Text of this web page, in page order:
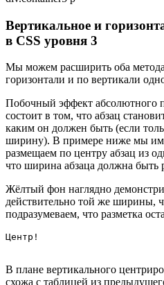
Вертикальное и
в CSS уровня 3
Мы можем расширить оба
горизонтали и по вертикали
Побочный эффект абсолютного
состоит в том, что абзац
каким он должен быть (если
ширину). В примере ниже мы
размещаем по центру абзац из
что ширина абзаца должна быть
Жёлтый фон наглядно
действительно той же ширины,
подразумеваем, что разметка
Центр!
В плане вертикального
схожа с таблицей из